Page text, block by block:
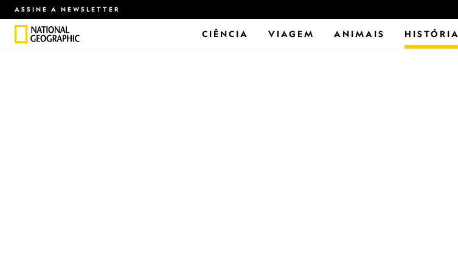
ASSINE A NEWSLETTER
CIÊNCIA VIAGEM ANIMAIS HISTÓRIA